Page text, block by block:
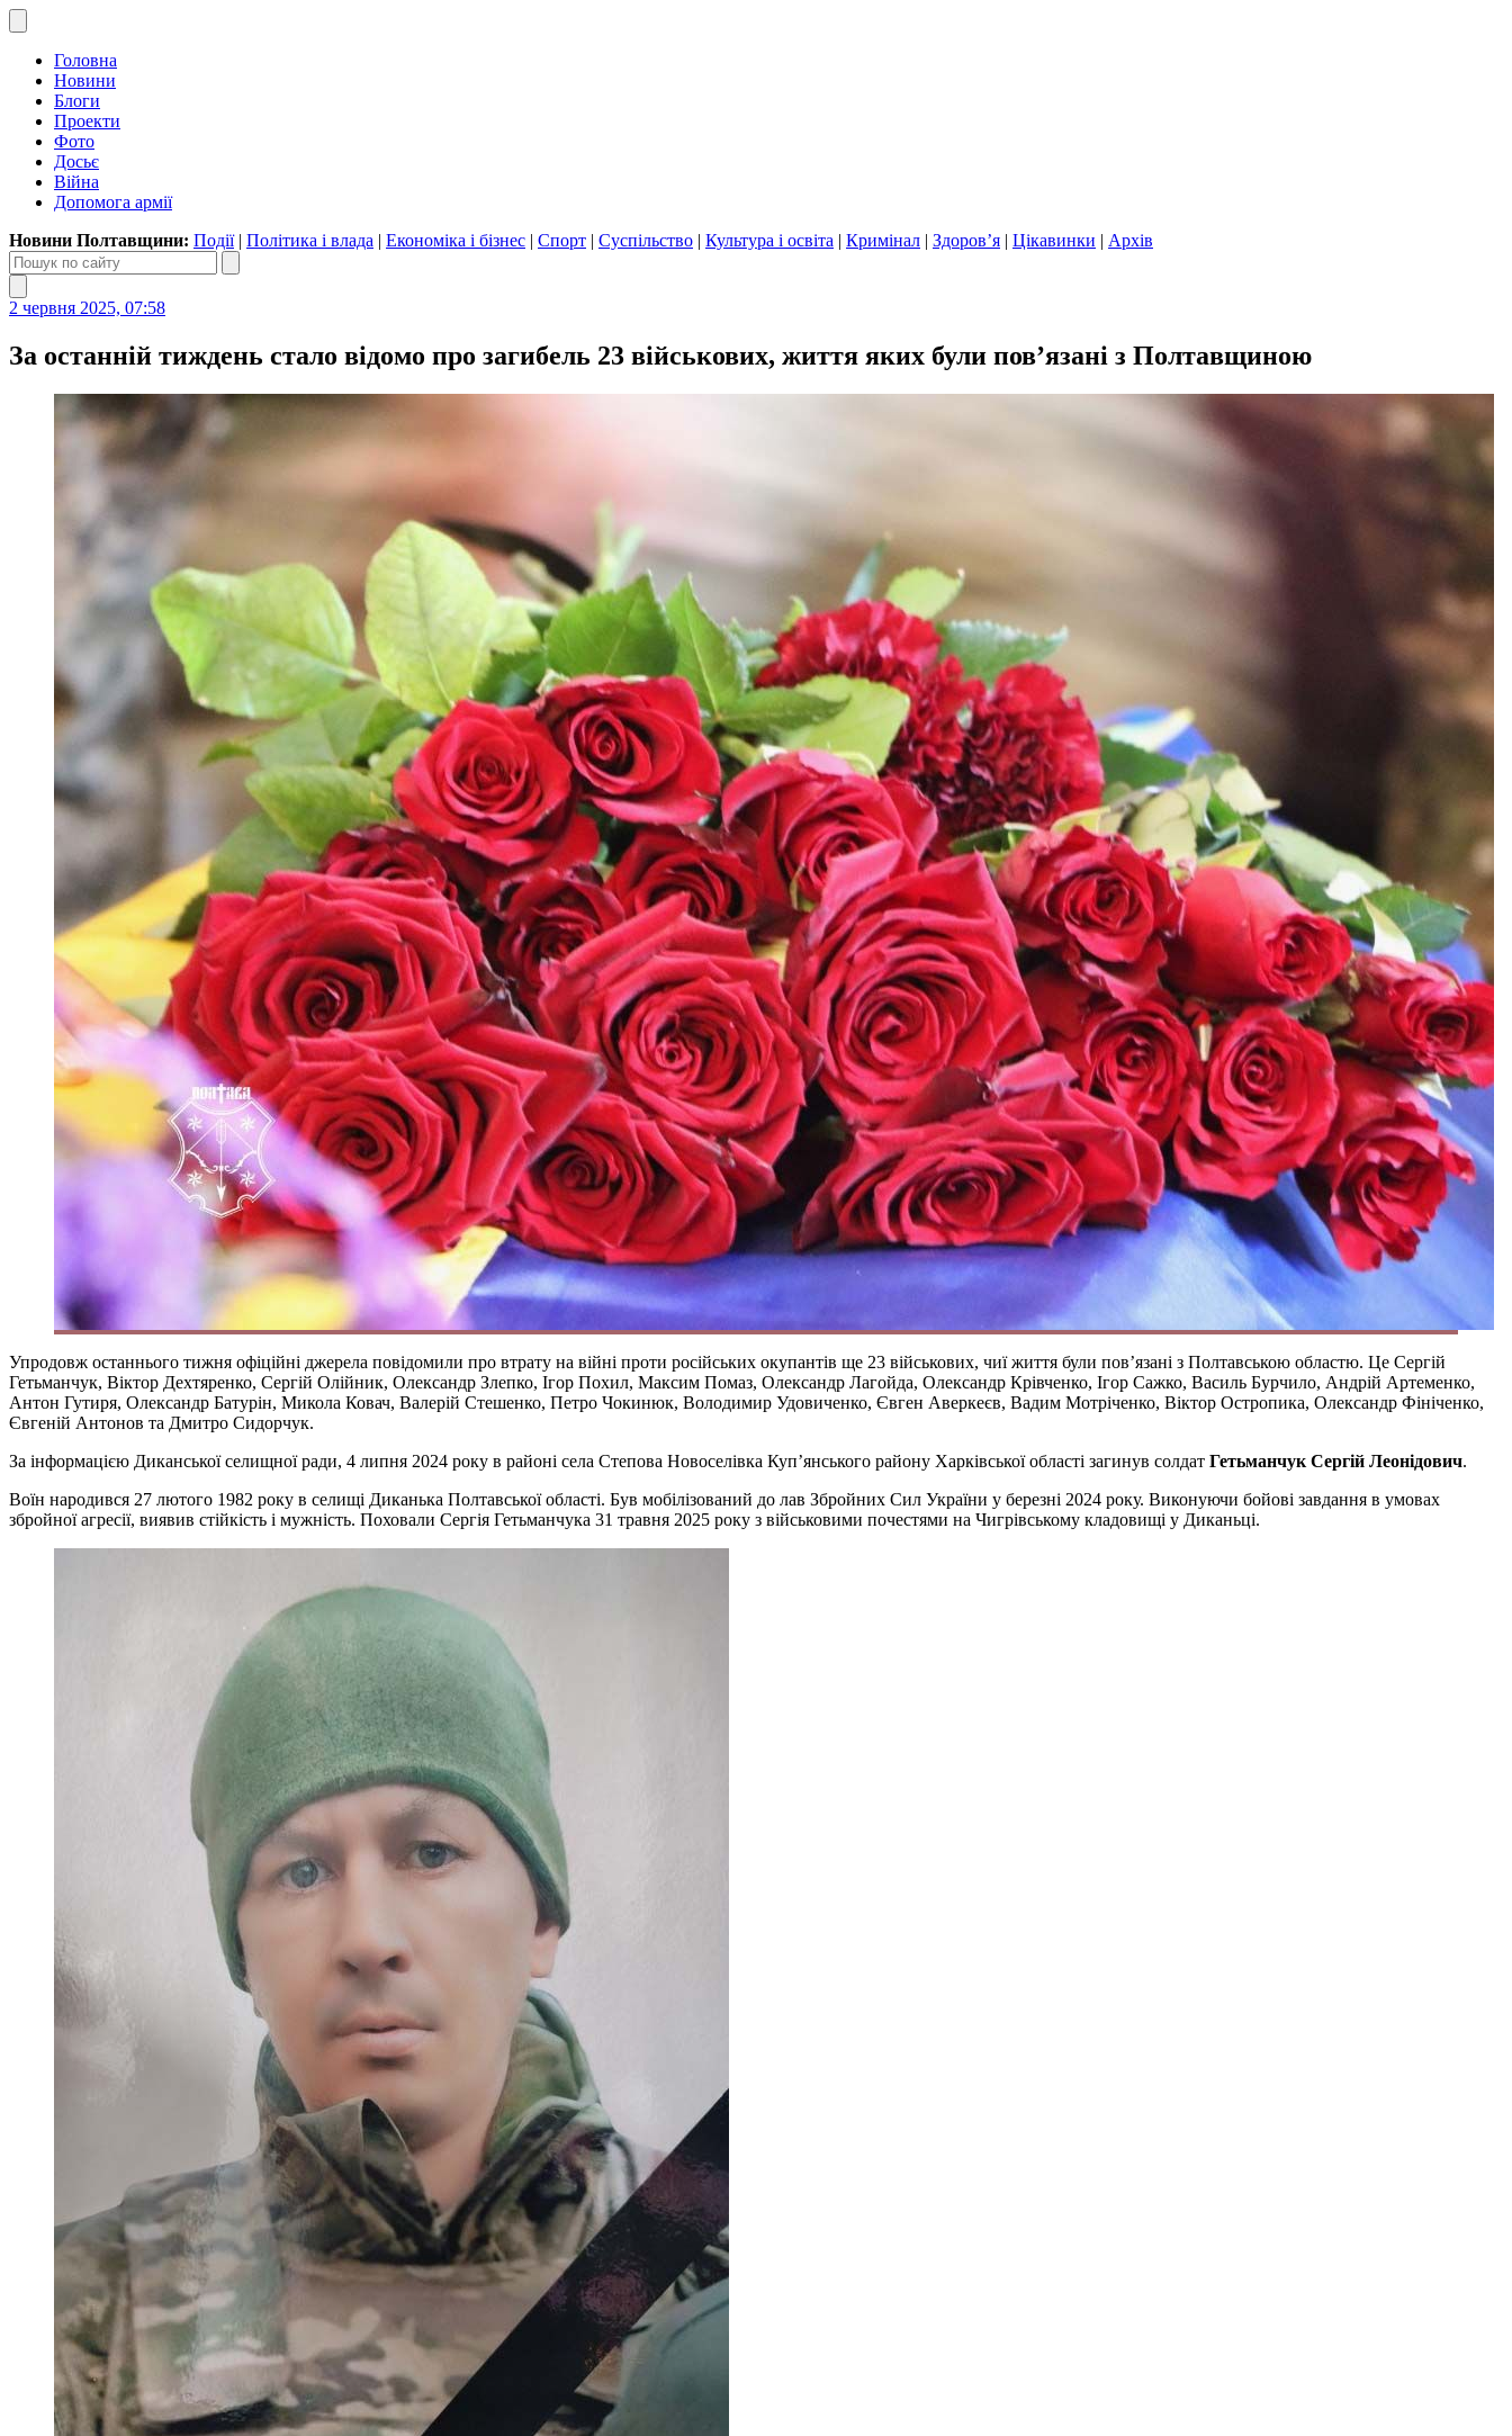
Головна
Новини
Блоги
Проекти
Фото
Досьє
Війна
Допомога армії
Новини Полтавщини: Події| Політика і влада | Економіка і бізнес | Спорт | Суспільство | Культура і освіта | Кримінал | Здоров’я | Цікавинки | Архів
2 червня 2025, 07:58
За останній тиждень стало відомо про загибель 23 військових, життя яких були пов’язані з Полтавщиною
Упродовж останнього тижня офіційні джерела повідомили про втрату на війні проти російських окупантів ще 23 військових, чиї життя були пов’язані з Полтавською областю. Це Сергій
Гетьманчук, Віктор Дехтяренко, Сергій Олійник, Олександр Злепко, Ігор Похил, Максим Помаз, Олександр Лагойда, Олександр Крівченко, Ігор Сажко, Василь Бурчило, Андрій Артеменко,
Антон Гутиря, Олександр Батурін, Микола Ковач, Валерій Стешенко, Петро Чокинюк, Володимир Удовиченко, Євген Аверкеєв, Вадим Мотріченко, Віктор Остропика, Олександр Фініченко,
Євгеній Антонов та Дмитро Сидорчук.
За інформацією Диканської селищної ради, 4 липня 2024 року в районі села Степова Новоселівка Куп’янського району Харківської області загинув солдат Гетьманчук Сергій Леонідович.
Воїн народився 27 лютого 1982 року в селищі Диканька Полтавської області. Був мобілізований до лав Збройних Сил України у березні 2024 року. Виконуючи бойові завдання в умовах
збройної агресії, виявив стійкість і мужність. Поховали Сергія Гетьманчука 31 травня 2025 року з військовими почестями на Чигрівському кладовищі у Диканьці.